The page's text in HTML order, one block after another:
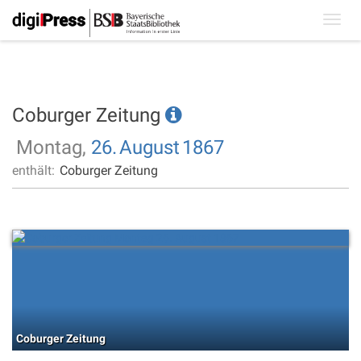
Coburger Zeitung
Montag, 26.August 1867
enthält: Coburger Zeitung
Coburger Zeitung